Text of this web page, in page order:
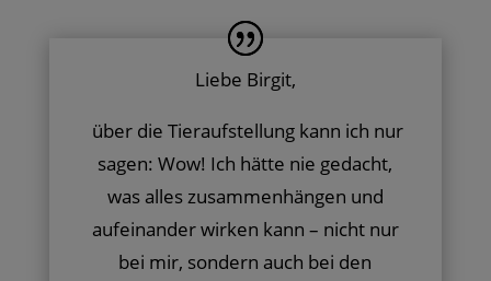
Liebe Birgit,
über die Tieraufstellung kann ich nur
sagen: Wow! Ich hätte nie gedacht,
was alles zusammenhängen und
aufeinander wirken kann – nicht nur
bei mir, sondern auch bei den